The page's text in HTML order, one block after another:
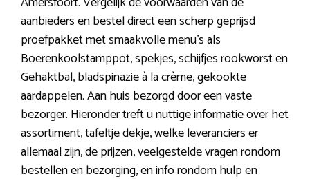
aanbieders en bestel direct een scherp geprijsd
proefpakket met smaakvolle menu’s als
Boerenkoolstamppot, spekjes, schijfjes rookworst en
Gehaktbal, bladspinazie à la crème, gekookte
aardappelen. Aan huis bezorgd door een vaste
bezorger. Hieronder treft u nuttige informatie over het
assortiment, tafeltje dekje, welke leveranciers er
allemaal zijn, de prijzen, veelgestelde vragen rondom
bestellen en bezorging, en info rondom hulp en